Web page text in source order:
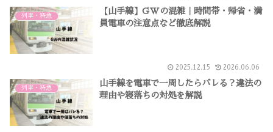
列車・特急
【山手線】GWの混雑｜時間帯・帰省・満
員電車の注意点など徹底解説
2025.12.15 2026.06.06
列車・特急
山手線を電車で一周したらバレる？違法の
理由や寝落ちの対処を解説